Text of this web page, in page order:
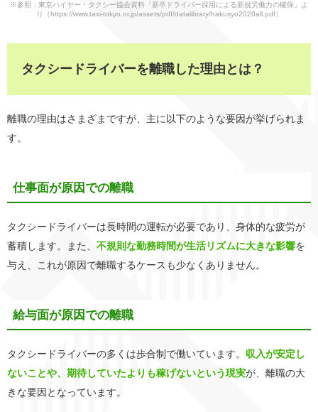
※参照：東京ハイヤー・タクシー協会資料「新卒ドライバー採用による新規労働力の確保」よ
り
（https://www.taxi-tokyo.or.jp/assets/pdf/datalibrary/hakusyo2020all.pdf）
タクシードライバーを離職した理由とは？
離職の理由はさまざまですが、主に以下のような要因が挙げられま
す。
仕事面が原因での離職
タクシードライバーは長時間の運転が必要であり、身体的な疲労が
蓄積します。また、 不規則な勤務時間が生活リズムに大きな影響を
与え、これが原因で離職するケースも少なくありません。
給与面が原因での離職
タクシードライバーの多くは歩合制で働いています。 収入が安定し
ないことや、期待していたよりも稼げないという現実が、離職の大
きな要因となっています。